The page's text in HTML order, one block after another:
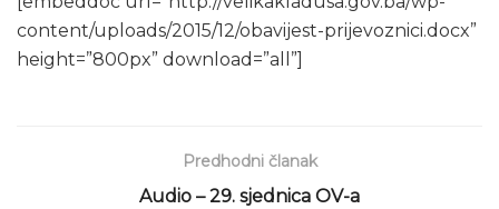
content/uploads/2015/12/obavijest-prijevoznici.docx”
height=”800px” download=”all”]
Predhodni članak
Audio – 29. sjednica OV-a